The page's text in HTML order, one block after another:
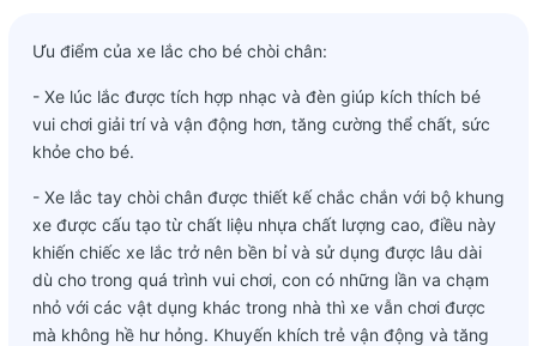
Ưu điểm của xe lắc cho bé chòi chân:
- Xe lúc lắc được tích hợp nhạc và đèn giúp kích thích bé
vui chơi giải trí và vận động hơn, tăng cường thể chất, sức
khỏe cho bé.
- Xe lắc tay chòi chân được thiết kế chắc chắn với bộ khung
xe được cấu tạo từ chất liệu nhựa chất lượng cao, điều này
khiến chiếc xe lắc trở nên bền bỉ và sử dụng được lâu dài
dù cho trong quá trình vui chơi, con có những lần va chạm
nhỏ với các vật dụng khác trong nhà thì xe vẫn chơi được
mà không hề hư hỏng. Khuyến khích trẻ vận động và tăng